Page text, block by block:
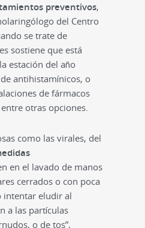
preventivos,
del Centro
se trate de
sostiene que está
estación del año
antihistamínicos, o
de fármacos
otras opciones.
como las virales, del
en el lavado de manos
cerrados o con poca
intentar eludir al
a las partículas
o de tos”,